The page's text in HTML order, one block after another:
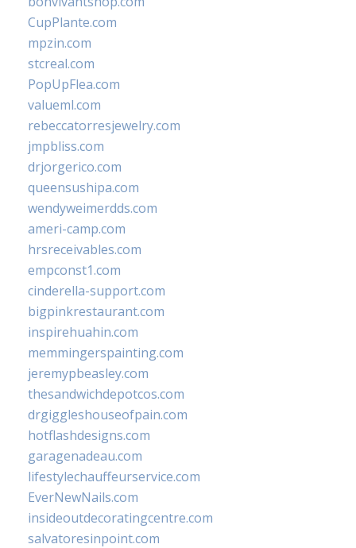
CupPlante.com
mpzin.com
stcreal.com
PopUpFlea.com
valueml.com
rebeccatorresjewelry.com
jmpbliss.com
drjorgerico.com
queensushipa.com
wendyweimerdds.com
ameri-camp.com
hrsreceivables.com
empconst1.com
cinderella-support.com
bigpinkrestaurant.com
inspirehuahin.com
memmingerspainting.com
jeremypbeasley.com
thesandwichdepotcos.com
drgiggleshouseofpain.com
hotflashdesigns.com
garagenadeau.com
lifestylechauffeurservice.com
EverNewNails.com
insideoutdecoratingcentre.com
salvatoresinpoint.com